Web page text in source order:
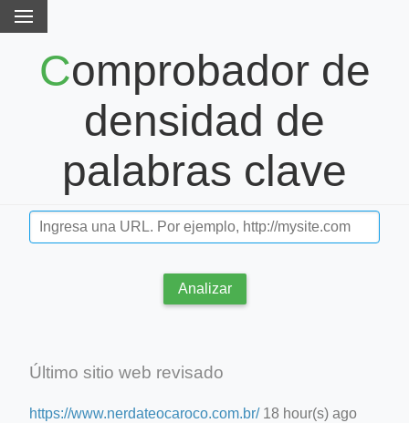
Comprobador de
densidad de
palabras clave
Analizar
Último sitio web revisado
https://www.nerdateocaroco.com.br/18 hour(s) ago